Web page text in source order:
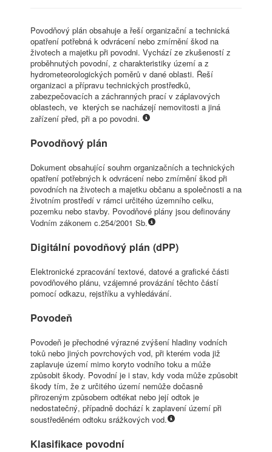
Povodňový plán obsahuje a řeší organizační a technická
opatření potřebná k odvrácení nebo zmírnění škod na
životech a majetku při povodni. Vychází ze zkušeností z
proběhnutých povodní, z charakteristiky území a z
hydrometeorologických poměrů v dané oblasti. Řeší
organizaci a přípravu technických prostředků,
zabezpečovacích a záchranných prací v záplavových
oblastech, ve kterých se nacházejí nemovitosti a jiná
zařízení před, při a po povodni.
Povodňový plán
Dokument obsahující souhrn organizačních a technických
opatření potřebných k odvrácení nebo zmírnění škod při
povodních na životech a majetku občanu a společnosti a na
životním prostředí v rámci určitého územního celku,
pozemku nebo stavby. Povodňové plány jsou definovány
Vodním zákonem c.254/2001 Sb.
Digitální povodňový plán (dPP)
Elektronické zpracování textové, datové a grafické části
povodňového plánu, vzájemné provázání těchto částí
pomocí odkazu, rejstříku a vyhledávání.
Povodeň
Povodeň je přechodné výrazné zvýšení hladiny vodních
toků nebo jiných povrchových vod, při kterém voda již
zaplavuje území mimo koryto vodního toku a může
způsobit škody. Povodní je i stav, kdy voda může způsobit
škody tím, že z určitého území nemůže dočasně
přirozeným způsobem odtékat nebo její odtok je
nedostatečný, případně dochází k zaplavení území při
soustředěném odtoku srážkových vod.
Klasifikace povodní